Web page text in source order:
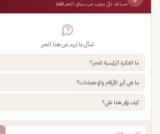
مساعد ذكي يجيب من سياق الخبر فقط
اسأل ما تريد عن هذا الخبر
ما الفكرة الرئيسية للخبر؟
ما هي أبرز الأرقام والإحصاءات؟
كيف يؤثر هذا علي؟